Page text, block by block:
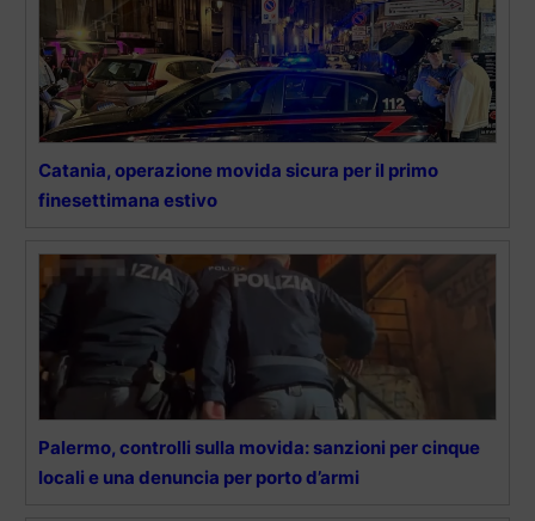
Catania, operazione movida sicura per il primo
finesettimana estivo
Palermo, controlli sulla movida: sanzioni per cinque
locali e una denuncia per porto d’armi